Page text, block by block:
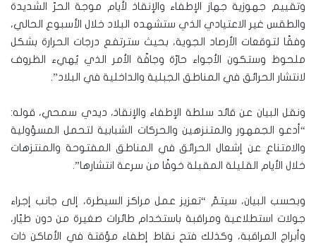
وتقييم جهوزية جهاز الإطفاء والإنقاذ لأيام موجة الحرّ الشديدة
والطقس غير الاعتيادي الذي ستشهده البلاد خلال الأسبوع الحالي،
وفقًا لتوقعات الأرصاد الجوية، بحيث سترتفع درجات الحرارة بشكل
ملحوظ وستكون الأجواء حارّة وجافّة الأمر الذي يُهيء الظروف
لانتشار الحرائق في المناطق الجبلية والداخلية في البلاد”.
ونقل البيان عن قائد سلطة الإطفاء والإنقاذ، ديدي سمحي، قوله:
“أدعو الجمهور والمتنزهين والحركات الشبابية لتحمل المسؤولية
والامتناع عن إشعال الحرائق في المناطق المفتوحة والمنتزهات
خلال الأيام القليلة المقبلة خوفًا من سرعة انتشارها”.
وبحسب البيان، سيتمّ “تعزيز عمل مراكز السيطرة، إلى جانب إجراء
جولات استطلاعية ومراقبة باستخدام طائرات صغيرة من دون طيّار،
وأبراج المراقبة، وكذلك فتح نقاط إطفاء مؤقتة في الأماكن ذات